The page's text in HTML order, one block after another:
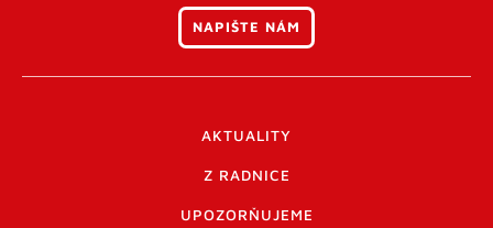
NAPIŠTE NÁM
AKTUALITY
Z RADNICE
UPOZORŇUJEME